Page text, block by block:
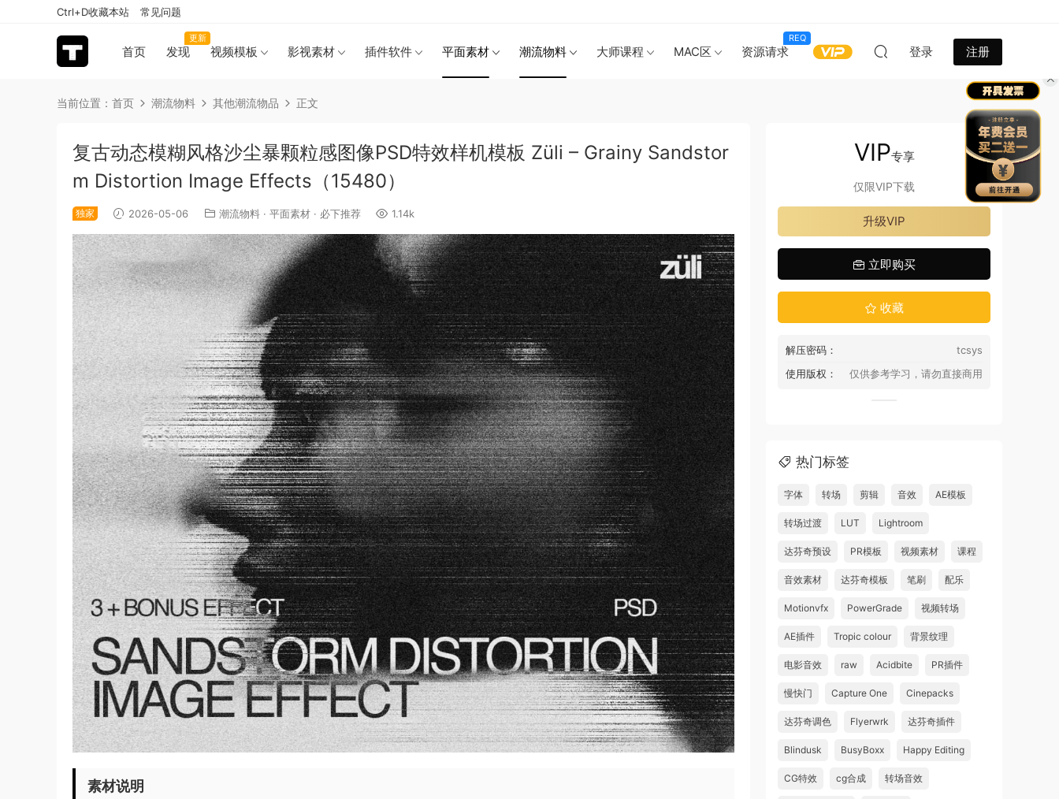
首页 发现
更新
视频模板 影视素材 插件软件 平面素材 潮流物料 大师课程 MAC区 资源请求
REQ
登录 注册
Ctrl+D收藏本站 常见问题
当前位置： 首页 潮流物料 其他潮流物品 正文
复古动态模糊风格沙尘暴颗粒感图像PSD特效样机模板 Züli – Grainy Sandstor
m Distortion Image Effects（15480）
独家 2026-05-06 潮流物料 · 平面素材 · 必下推荐 1.14k
素材说明
VIP专享
仅限VIP下载
升级VIP
立即购买
收藏
解压密码：
tcsys
使用版权：
仅供参考学习，请勿直接商用
热门标签
字体 转场 剪辑 音效 AE模板
转场过渡 LUT Lightroom
达芬奇预设 PR模板 视频素材 课程
音效素材 达芬奇模板 笔刷 配乐
Motionvfx PowerGrade 视频转场
AE插件 Tropic colour 背景纹理
电影音效 raw Acidbite PR插件
慢快门 Capture One Cinepacks
达芬奇调色 Flyerwrk 达芬奇插件
Blindusk BusyBoxx Happy Editing
CG特效 cg合成 转场音效